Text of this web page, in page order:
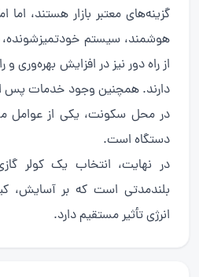
گزینه‌های معتبر بازار هستند،
هوشمند، سیستم خودتمیزشونده،
از راه دور نیز در افزایش
دارند. همچنین وجود خدمات پس
در محل سکونت، یکی از عوامل
دستگاه است.
در نهایت، انتخاب یک کولر
بلندمدتی است که بر آسایش،
انرژی تأثیر مستقیم دارد.